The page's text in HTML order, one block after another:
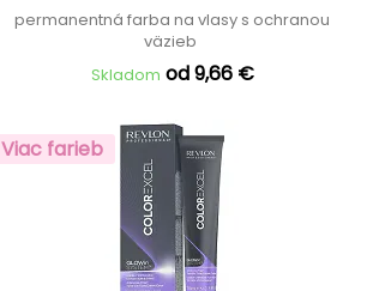
permanentná farba na vlasy s ochranou
väzieb
Skladom od 9,66 €
Viac farieb